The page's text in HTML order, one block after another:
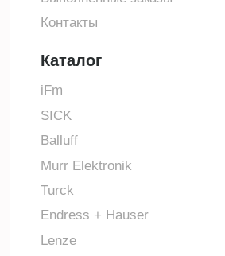
Контакты
Каталог
iFm
SICK
Balluff
Murr Elektronik
Turck
Endress + Hauser
Lenze